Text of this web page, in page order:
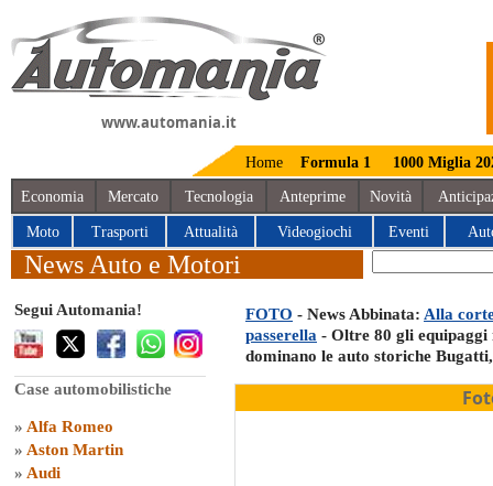
www.automania.it
Home Formula 1 1000 Miglia
Economia Mercato Tecnologia Anteprime Novità
Moto Trasporti Attualità Videogiochi Eventi
News Auto e Motori
Segui Automania!
Case automobilistiche
» Alfa Romeo
» Aston Martin
» Audi
FOTO - News Abbinata: Alla
passerella - Oltre 80 gli
dominano le auto storiche